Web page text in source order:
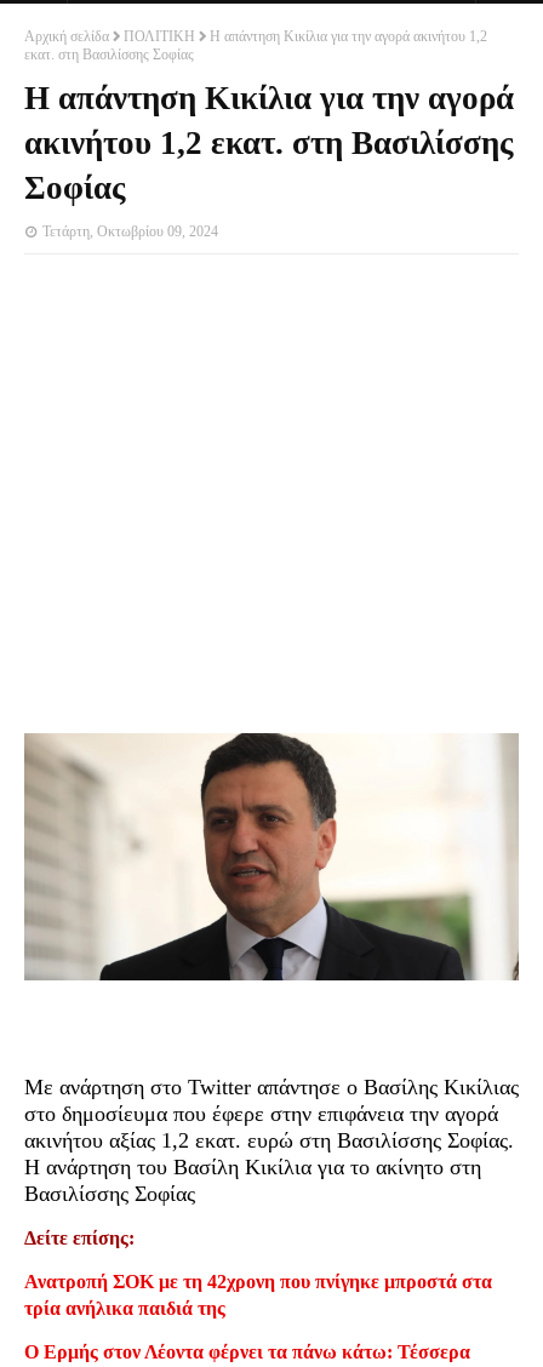
Αρχική σελίδα ΠΟΛΙΤΙΚΗ
Η απάντηση Κικίλια για την αγορά ακινήτου 1,2
εκατ. στη Βασιλίσσης Σοφίας
Η απάντηση Κικίλια για την αγορά
ακινήτου 1,2 εκατ. στη Βασιλίσσης
Σοφίας
Τετάρτη, Οκτωβρίου 09, 2024
Με ανάρτηση στο Twitter απάντησε ο Βασίλης Κικίλιας
στο δημοσίευμα που έφερε στην επιφάνεια την αγορά
ακινήτου αξίας 1,2 εκατ. ευρώ στη Βασιλίσσης Σοφίας.
Η ανάρτηση του Βασίλη Κικίλια για το ακίνητο στη
Βασιλίσσης Σοφίας
Δείτε επίσης:
Ανατροπή ΣΟΚ με τη 42χρονη που πνίγηκε μπροστά στα
τρία ανήλικα παιδιά της
Ο Ερμής στον Λέοντα φέρνει τα πάνω κάτω: Τέσσερα